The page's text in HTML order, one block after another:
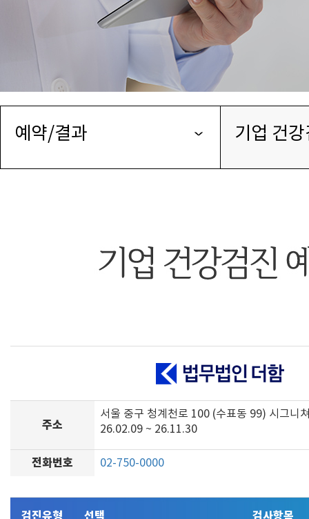
예약/결과 기업 건
주소
서울 중구 청계천로 100 (수표동 99) 시그니
26.02.09 ~ 26.11.30
전화번호 02-750-0000
검진유형 선택 검사항목